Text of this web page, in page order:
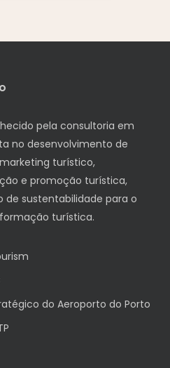
pela consultoria em
no desenvolvimento de
turístico,
e promoção turística,
sustentabilidade para o
turística.
do Aeroporto do Porto